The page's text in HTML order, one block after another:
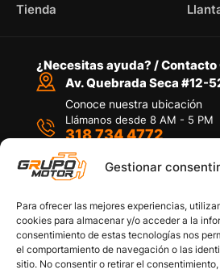
Gestionar
Para ofrecer las mejores experiencias,
cookies para almacenar y/o acceder a la
consentimiento de estas tecnologías nos
el comportamiento de navegación o las
sitio. No consentir o retirar el
Tienda
¿Necesitas ayuda? /
Av. Quebrada Seca #12-
Conoce nuestra ubicación
Llámanos desde 8 AM - 5 PM
318 734 4772
Por medio de WhatsApp
Políticas de